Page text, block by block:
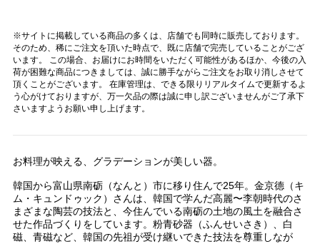
※サイトに掲載している商品の多くは、店舗でも同時に販売しております。
そのため、稀にご注文を頂いた時点で、既に店舗で完売していることがござ
います。 この場合、お届けにお時間をいただく可能性があるほか、今後の入
荷が困難な商品につきましては、誠に勝手ながらご注文をお取り消しさせて
頂くことがございます。 在庫管理は、できる限りリアルタイムで更新するよ
う心がけておりますが、万一欠品の際は誠に申し訳ございませんがご了承下
さいますようお願い申し上げます。
お料理が映える、グラデーションが美しい器。
韓国から富山県南砺（なんと）市に移り住んで25年。金京德（キ
ム・キュンドゥック）さんは、韓国で学んだ高麗〜李朝時代のさ
まざまな陶芸の技法と、今住んでいる南砺の土地の風土を融合さ
せた作品づくりをしています。粉青砂器（ふんせいさき）、白
磁、青磁など、韓国の先祖が受け継いできた技法を尊重しなが